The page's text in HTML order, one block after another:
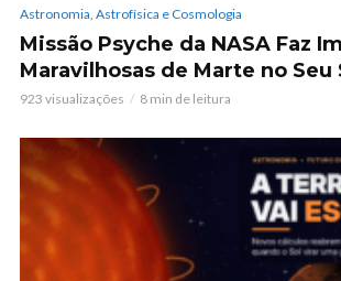
Astronomia, Astrofísica e Cosmologia
Missão Psyche da NASA Faz
Maravilhosas de Marte no Seu
923 visualizações 8 min de leitura